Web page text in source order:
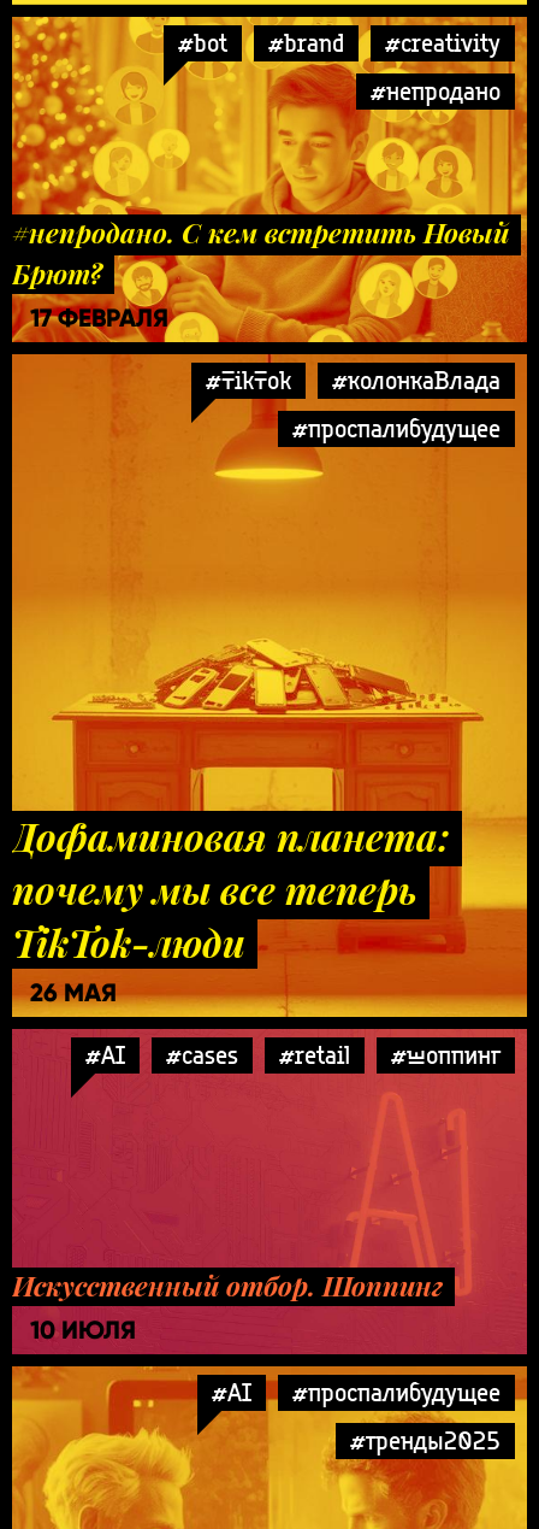
#bot #brand
#creativity
#непродано
#непродано. С кем встретить Новый
Брют?
17 ФЕВРАЛЯ
#TikTok
#колонкаВлада
#проспалибудущее
Дофаминовая планета:
почему мы все теперь
TikTok-люди
26 МАЯ
#AI #cases #retail #шоппинг
Искусственный отбор. Шоппинг
10 ИЮЛЯ
#AI
#проспалибудущее
#тренды2025